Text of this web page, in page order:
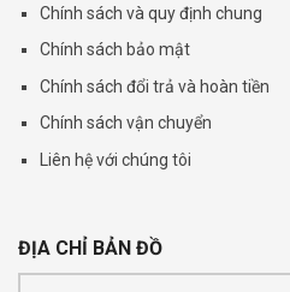
Chính sách và quy định chung
Chính sách bảo mật
Chính sách đổi trả và hoàn tiền
Chính sách vận chuyển
Liên hệ với chúng tôi
ĐỊA CHỈ BẢN ĐỒ